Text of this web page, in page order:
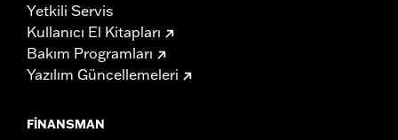
Yetkili Servis
Kullanıcı El Kitapları
Bakım Programları
Yazılım Güncellemeleri
FINANSMAN